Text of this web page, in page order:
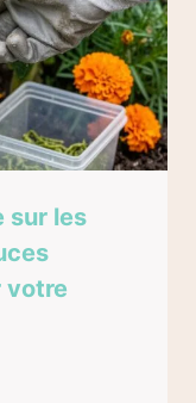
sur les
votre